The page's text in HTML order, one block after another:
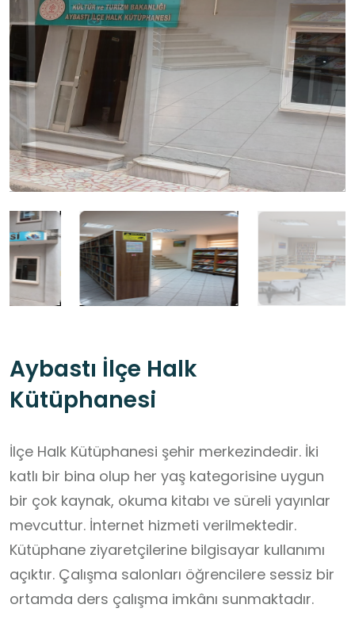
Aybastı İlçe Halk
Kütüphanesi
İlçe Halk Kütüphanesi şehir merkezindedir. İki
katlı bir bina olup her yaş kategorisine uygun
bir çok kaynak, okuma kitabı ve süreli yayınlar
mevcuttur. İnternet hizmeti verilmektedir.
Kütüphane ziyaretçilerine bilgisayar kullanımı
açıktır. Çalışma salonları öğrencilere sessiz bir
ortamda ders çalışma imkânı sunmaktadır.